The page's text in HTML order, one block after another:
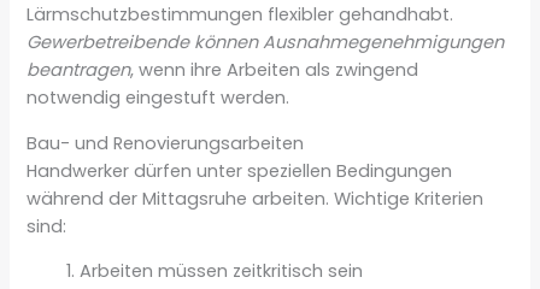
Lärmschutzbestimmungen flexibler gehandhabt.
Gewerbetreibende können Ausnahmegenehmigungen
beantragen, wenn ihre Arbeiten als zwingend
notwendig eingestuft werden.
Bau- und Renovierungsarbeiten
Handwerker dürfen unter speziellen Bedingungen
während der Mittagsruhe arbeiten. Wichtige Kriterien
sind:
Arbeiten müssen zeitkritisch sein